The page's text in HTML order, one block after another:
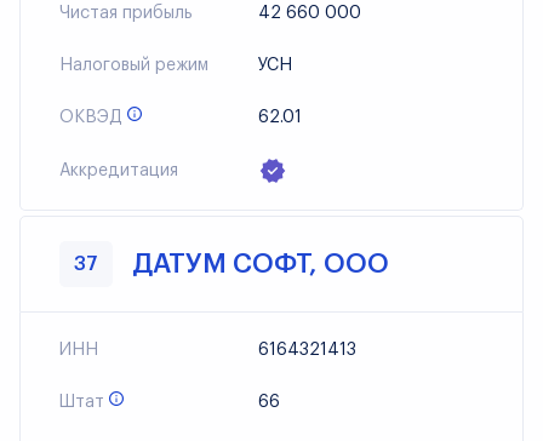
Чистая прибыль 42 660 000
Налоговый режим УСН
ОКВЭД 62.01
Аккредитация
37 ДАТУМ СОФТ, ООО
ИНН 6164321413
Штат 66